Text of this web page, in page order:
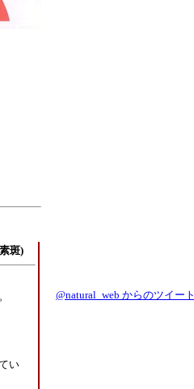
斑)
い
@natural_web からのツイート